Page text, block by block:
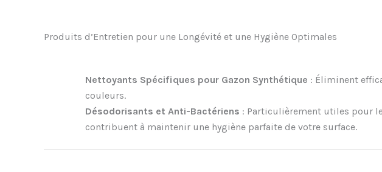
Produits d’Entretien pour une Longévité et une Hygiène Optimales
Nettoyants Spécifiques pour Gazon Synthétique : Éliminent
couleurs.
Désodorisants et Anti-Bactériens : Particulièrement utiles pour
contribuent à maintenir une hygiène parfaite de votre surface.